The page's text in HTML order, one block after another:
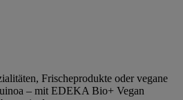
Frischeprodukte oder vegane
– mit EDEKA Bio+ Vegan